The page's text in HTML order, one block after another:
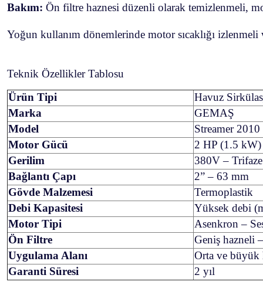
Bakım: Ön filtre haznesi düzenli olarak temizlenmeli,
Yoğun kullanım dönemlerinde motor sıcaklığı izlenmeli
Teknik Özellikler Tablosu
Ürün Tipi
Havuz
Marka
GEMAŞ
Model
Streamer 2010
Motor Gücü
2 HP (1.5 kW)
Gerilim
380V – Trifaze
Bağlantı Çapı
2” – 63 mm
Gövde Malzemesi
Termoplastik
Debi Kapasitesi
Yüksek debi
Motor Tipi
Asenkron –
Ön Filtre
Geniş hazneli
Uygulama Alanı
Orta ve büyük
Garanti Süresi
2 yıl